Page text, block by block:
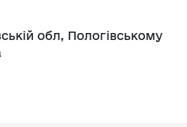
обл, Пологівському